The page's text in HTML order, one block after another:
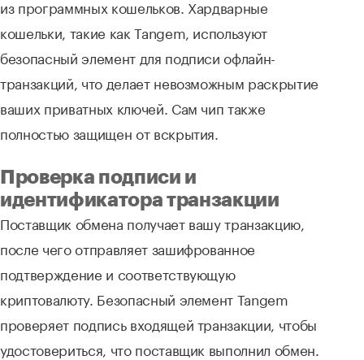
из программных кошельков. Хардварные
кошельки, такие как Tangem, используют
безопасный элемент для подписи офлайн-
транзакций, что делает невозможным раскрытие
ваших приватных ключей. Сам чип также
полностью защищен от вскрытия.
Проверка подписи и
идентификатора транзакции
Поставщик обмена получает вашу транзакцию,
после чего отправляет зашифрованное
подтверждение и соответствующую
криптовалюту. Безопасный элемент Tangem
проверяет подпись входящей транзакции, чтобы
удостовериться, что поставщик выполнил обмен.